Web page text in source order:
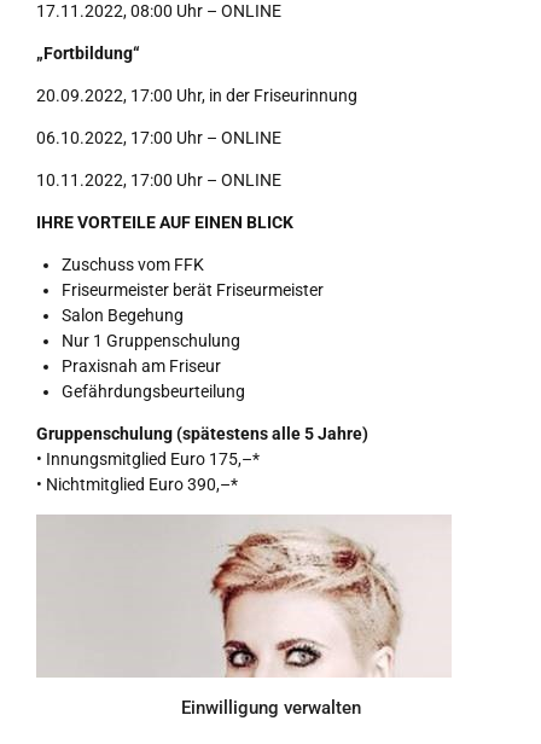
Einwilligung verwalten
17.11.2022, 08:00 Uhr – ONLINE
„Fortbildung“
20.09.2022, 17:00 Uhr, in der Friseurinnung
06.10.2022, 17:00 Uhr – ONLINE
10.11.2022, 17:00 Uhr – ONLINE
IHRE VORTEILE AUF EINEN BLICK
Zuschuss vom FFK
Friseurmeister berät Friseurmeister
Salon Begehung
Nur 1 Gruppenschulung
Praxisnah am Friseur
Gefährdungsbeurteilung
Gruppenschulung (spätestens alle 5 Jahre)
• Innungsmitglied Euro 175,–*
• Nichtmitglied Euro 390,–*